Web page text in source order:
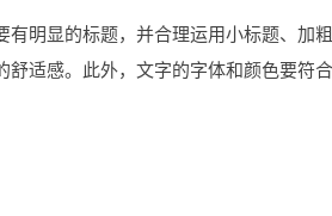
明显的标题，并合理运用小标题、加粗
适感。此外，文字的字体和颜色要符